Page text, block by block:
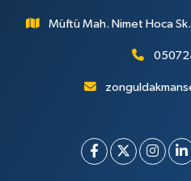
Müftü Mah. Nimet Hoca